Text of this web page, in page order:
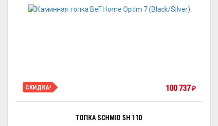
СКИДКА! 100 737₽
ТОПКА SCHMID SH 11D